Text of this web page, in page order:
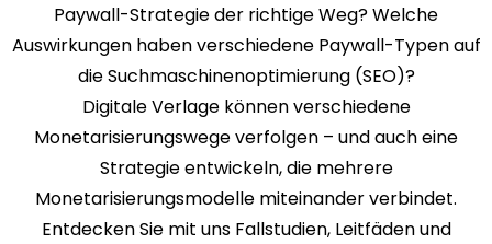
Paywall-Strategie der richtige Weg? Welche
Auswirkungen haben verschiedene Paywall-Typen auf
die Suchmaschinenoptimierung (SEO)?
Digitale Verlage können verschiedene
Monetarisierungswege verfolgen – und auch eine
Strategie entwickeln, die mehrere
Monetarisierungsmodelle miteinander verbindet.
Entdecken Sie mit uns Fallstudien, Leitfäden und